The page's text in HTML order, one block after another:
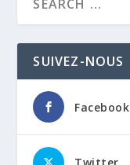
SUIVEZ-NOUS
Facebook